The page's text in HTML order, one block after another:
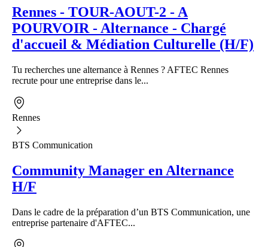
Rennes - TOUR-AOUT-2 - A
POURVOIR - Alternance - Chargé
d'accueil & Médiation Culturelle (H/F)
Tu recherches une alternance à Rennes ? AFTEC Rennes
recrute pour une entreprise dans le...
Rennes
BTS Communication
Community Manager en Alternance
H/F
Dans le cadre de la préparation d’un BTS Communication, une
entreprise partenaire d'AFTEC...